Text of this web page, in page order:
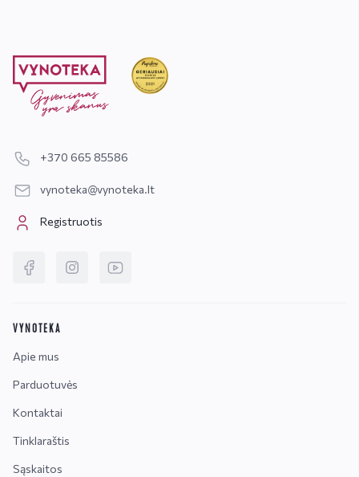
+370 665 85586
vynoteka@vynoteka.lt
Registruotis
VYNOTEKA
Apie mus
Parduotuvės
Kontaktai
Tinklaraštis
Sąskaitos